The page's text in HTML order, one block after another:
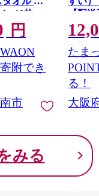
ン 10枚
域：北海
島】
】
円
附でき
市
【配
道・
013】
たま
る！
大阪
みる